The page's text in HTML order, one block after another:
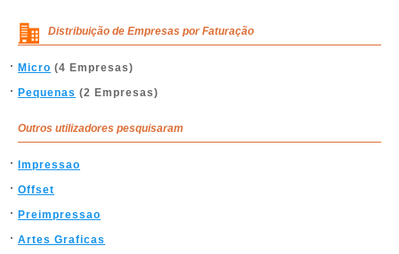
Distribuição de Empresas por Faturação
Micro (4 Empresas)
Pequenas (2 Empresas)
Outros utilizadores pesquisaram
Impressao
Offset
Preimpressao
Artes Graficas